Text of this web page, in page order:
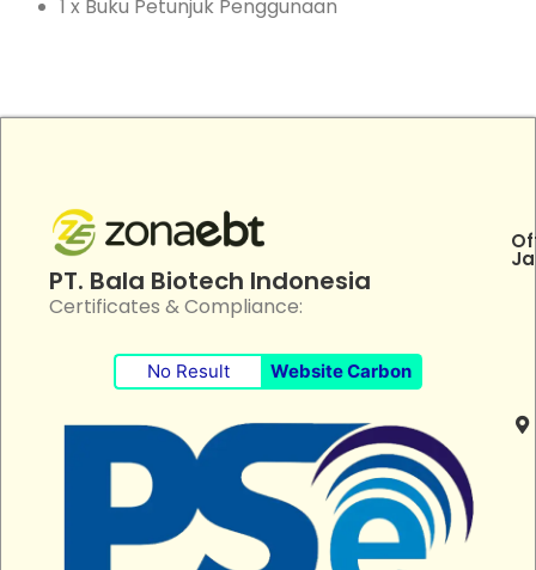
1 x Buku Petunjuk Penggunaan
PT. Bala Biotech Indonesia
Certificates & Compliance:
No Result Website Carbon